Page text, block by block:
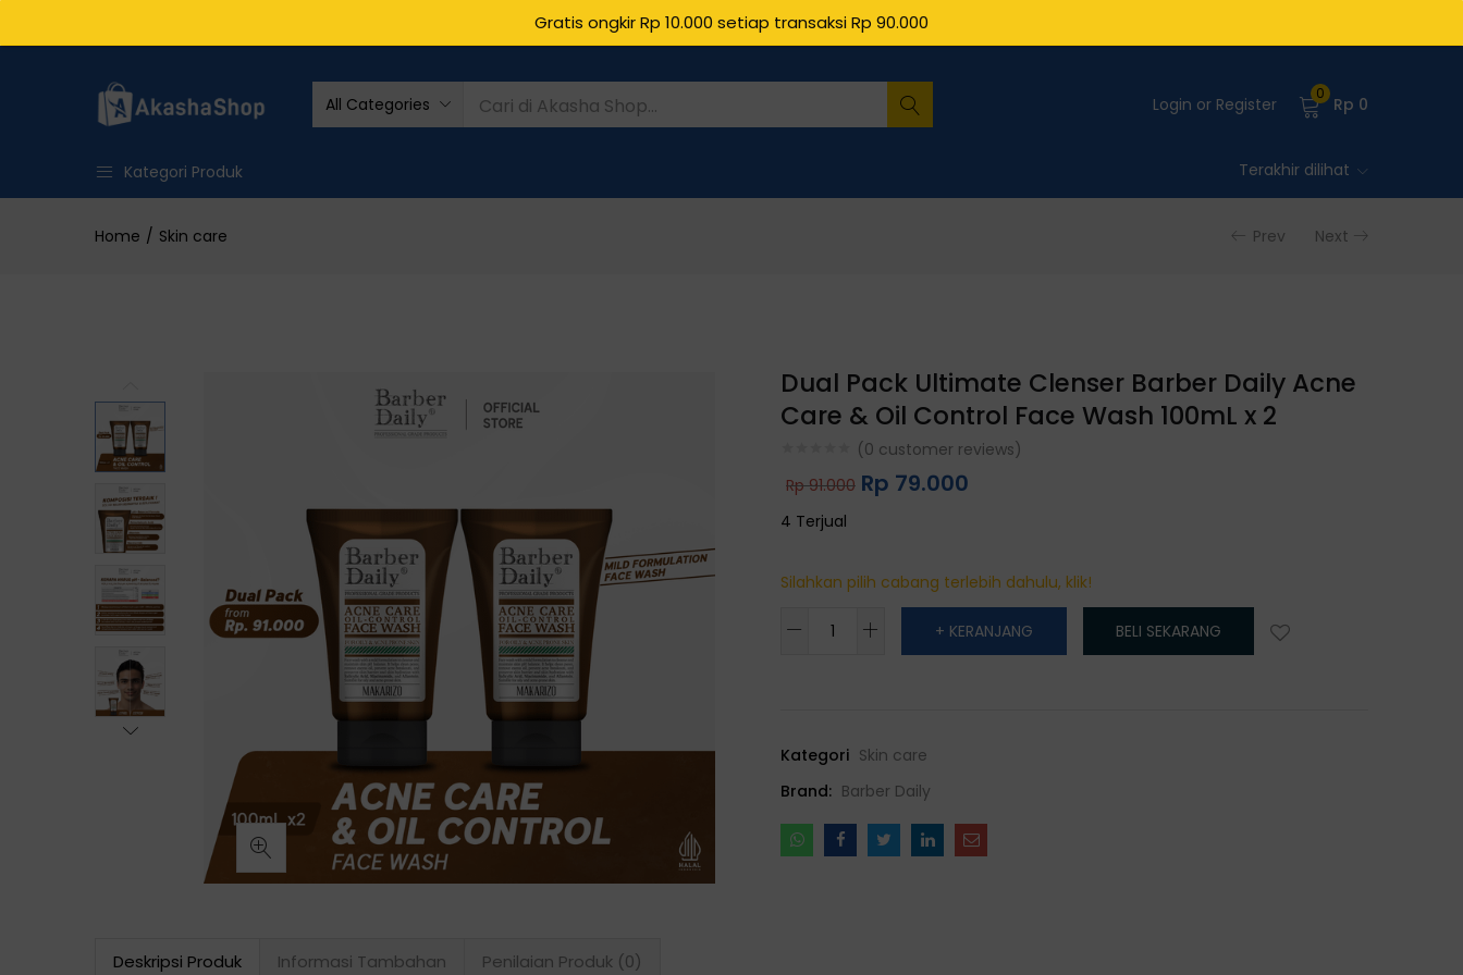
All Categories Login or Register
0
Rp 0
Kategori Produk Terakhir dilihat
Home Skin care Prev Next
Dual Pack Ultimate Clenser Barber Daily Acne
Care & Oil Control Face Wash 100mL x 2
(0 customer reviews)
Rp91.000 Rp 79.000
4 Terjual
Silahkan pilih cabang terlebih dahulu, klik!
Daily
Acne
Care
&
+ KERANJANG BELI SEKARANG
Kategori Skin care
Brand: Barber Daily
Deskripsi Produk Informasi Tambahan Penilaian Produk (0)
Gratis ongkir Rp 10.000 setiap transaksi Rp 90.000